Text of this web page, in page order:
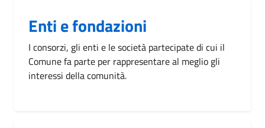
Enti e fondazioni
I consorzi, gli enti e le società partecipate di cui il
Comune fa parte per rappresentare al meglio gli
interessi della comunità.